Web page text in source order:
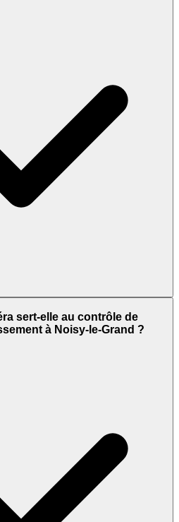
sert-elle au contrôle de
à Noisy-le-Grand ?